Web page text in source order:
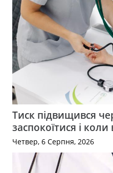
Тиск підвищився
заспокоїтися і
Четвер, 6 Серпня, 2026